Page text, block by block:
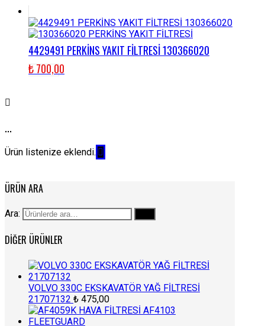
4429491 PERKİNS YAKIT FİLTRESİ 130366020
₺700,00
...
Ürün listenize eklendi.
ÜRÜN ARA
Ara:
DIĞER ÜRÜNLER
VOLVO 330C EKSKAVATÖR YAĞ FİLTRESİ
21707132 ₺ 475,00